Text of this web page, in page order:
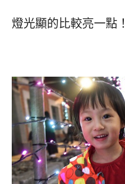
燈光顯的比較亮一點！